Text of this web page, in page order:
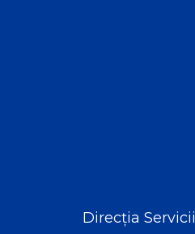
Direcția Servicii